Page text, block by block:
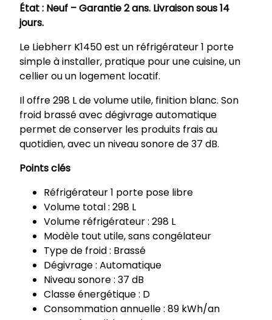
|
R
f
r
i
g
é
r
a
e
État : Neuf – Garantie 2 ans. Livraison sous 14
jours.
Le Liebherr K1450 est un réfrigérateur 1 porte
simple à installer, pratique pour une cuisine, un
cellier ou un logement locatif.
Il offre 298 L de volume utile, finition blanc. Son
froid brassé avec dégivrage automatique
permet de conserver les produits frais au
quotidien, avec un niveau sonore de 37 dB.
Points clés
Réfrigérateur 1 porte pose libre
Volume total : 298 L
Volume réfrigérateur : 298 L
Modèle tout utile, sans congélateur
Type de froid : Brassé
Dégivrage : Automatique
Niveau sonore : 37 dB
Classe énergétique : D
Consommation annuelle : 89 kWh/an